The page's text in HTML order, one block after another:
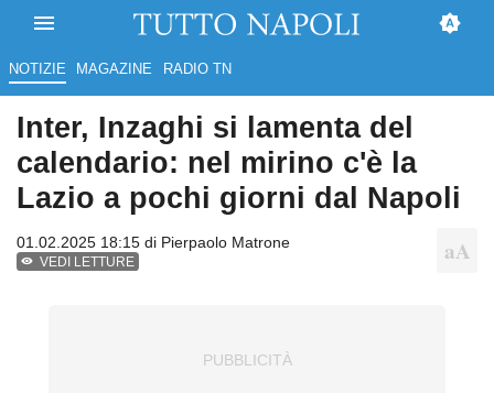
NOTIZIE MAGAZINE RADIO TN
Inter, Inzaghi si lamenta del
calendario: nel mirino c'è la
Lazio a pochi giorni dal Napoli
01.02.2025 18:15 di Pierpaolo Matrone
VEDI LETTURE